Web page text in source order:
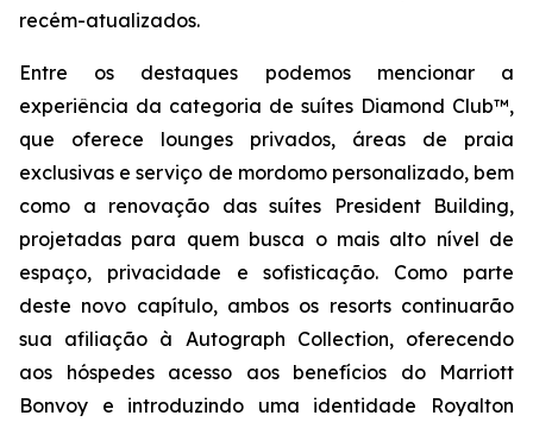
recém-atualizados.
Entre os destaques podemos mencionar a
experiência da categoria de suítes Diamond Club™,
que oferece lounges privados, áreas de praia
exclusivas e serviço de mordomo personalizado, bem
como a renovação das suítes President Building,
projetadas para quem busca o mais alto nível de
espaço, privacidade e sofisticação. Como parte
deste novo capítulo, ambos os resorts continuarão
sua afiliação à Autograph Collection, oferecendo
aos hóspedes acesso aos benefícios do Marriott
Bonvoy e introduzindo uma identidade Royalton